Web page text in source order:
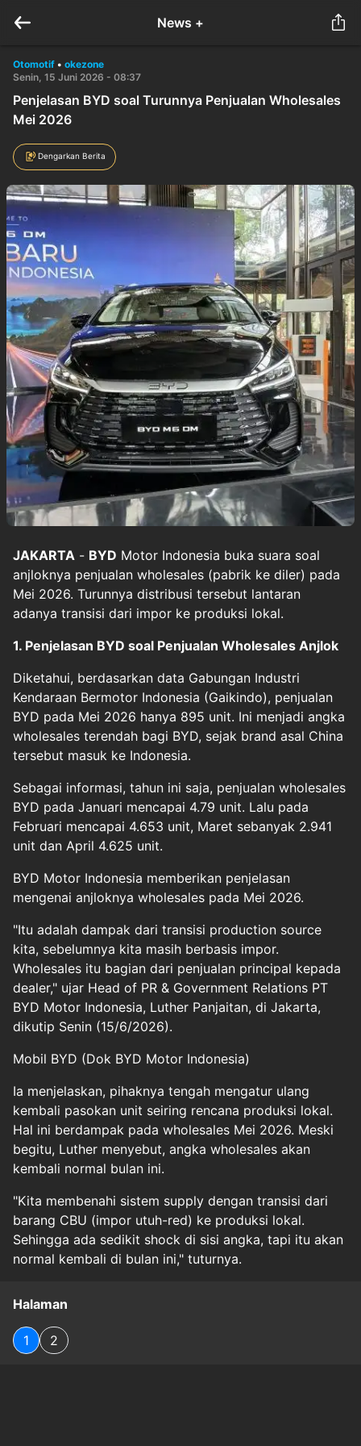
News +
Otomotif • okezone
Senin, 15 Juni 2026 - 08:37
Penjelasan BYD soal Turunnya Penjualan Wholesales
Mei 2026
Dengarkan Berita
JAKARTA - BYD Motor Indonesia buka suara soal
anjloknya penjualan wholesales (pabrik ke diler) pada
Mei 2026. Turunnya distribusi tersebut lantaran
adanya transisi dari impor ke produksi lokal.
1. Penjelasan BYD soal Penjualan Wholesales Anjlok
Diketahui, berdasarkan data Gabungan Industri
Kendaraan Bermotor Indonesia (Gaikindo), penjualan
BYD pada Mei 2026 hanya 895 unit. Ini menjadi angka
wholesales terendah bagi BYD, sejak brand asal China
tersebut masuk ke Indonesia.
Sebagai informasi, tahun ini saja, penjualan wholesales
BYD pada Januari mencapai 4.79 unit. Lalu pada
Februari mencapai 4.653 unit, Maret sebanyak 2.941
unit dan April 4.625 unit.
BYD Motor Indonesia memberikan penjelasan
mengenai anjloknya wholesales pada Mei 2026.
"Itu adalah dampak dari transisi production source
kita, sebelumnya kita masih berbasis impor.
Wholesales itu bagian dari penjualan principal kepada
dealer," ujar Head of PR & Government Relations PT
BYD Motor Indonesia, Luther Panjaitan, di Jakarta,
dikutip Senin (15/6/2026).
Mobil BYD (Dok BYD Motor Indonesia)
Ia menjelaskan, pihaknya tengah mengatur ulang
kembali pasokan unit seiring rencana produksi lokal.
Hal ini berdampak pada wholesales Mei 2026. Meski
begitu, Luther menyebut, angka wholesales akan
kembali normal bulan ini.
"Kita membenahi sistem supply dengan transisi dari
barang CBU (impor utuh-red) ke produksi lokal.
Sehingga ada sedikit shock di sisi angka, tapi itu akan
normal kembali di bulan ini," tuturnya.
Halaman
1 2